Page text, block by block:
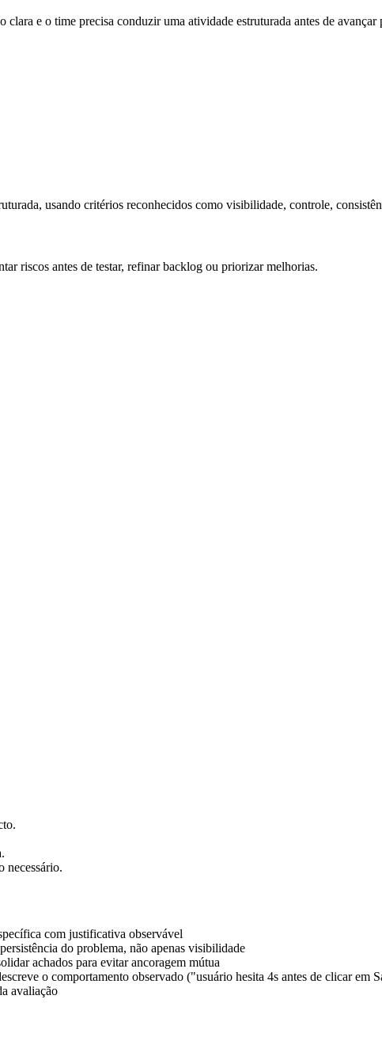
e o time precisa conduzir uma atividade estruturada antes de
usando critérios reconhecidos como visibilidade, controle,
riscos antes de testar, refinar backlog ou priorizar melhorias.
necessário.
com justificativa observável
do problema, não apenas visibilidade
achados para evitar ancoragem mútua
o comportamento observado ("usuário hesita 4s antes de clicar em
avaliação